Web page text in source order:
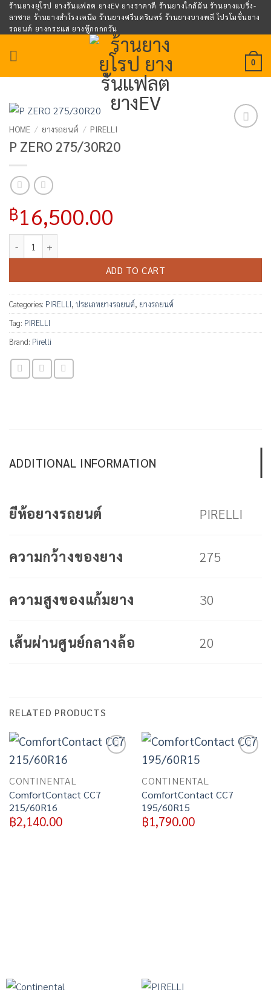
Skip
content
ร้านยางยุโรป ยางรันแฟลต ยางEV ยางราคาดี ร้านยางใกล้ฉัน ร้านยางแบริ่ง-
ลาซาล ร้านยางสำโรงเหนือ ร้านยางศรีนครินทร์ ร้านยางบางพลี โปรโมชั่นยาง
รถยนต์ ยางกระแส ยางทู๊กกกกวัน
0
HOME / ยางรถยนต์ / PIRELLI
P ZERO 275/30R20
฿16,500.00
ADD TO CART
Categories: PIRELLI, ประเภทยางรถยนต์, ยางรถยนต์
Tag: PIRELLI
Brand: Pirelli
ADDITIONAL INFORMATION
ยีห้อยางรถยนต์ PIRELLI
ความกว้างของยาง 275
ความสูงของแก้มยาง 30
เส้นผ่านศูนย์กลางล้อ 20
RELATED PRODUCTS
CONTINENTAL
ComfortContact CC7
215/60R16
฿2,140.00
CONTINENTAL
ComfortContact CC7
195/60R15
฿1,790.00